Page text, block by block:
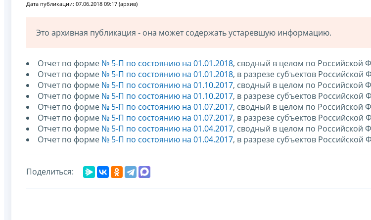
Дата публикации: 07.06.2018 09:17 (архив)
Это архивная публикация - она может содержать устаревшую информацию.
Отчет по форме № 5-П по состоянию на 01.01.2018, сводный в целом по Российской
Отчет по форме № 5-П по состоянию на 01.01.2018, в разрезе субъектов Российской
Отчет по форме № 5-П по состоянию на 01.10.2017, сводный в целом по Российской
Отчет по форме № 5-П по состоянию на 01.10.2017, в разрезе субъектов Российской
Отчет по форме № 5-П по состоянию на 01.07.2017, сводный в целом по Российской
Отчет по форме № 5-П по состоянию на 01.07.2017, в разрезе субъектов Российской
Отчет по форме № 5-П по состоянию на 01.04.2017, сводный в целом по Российской
Отчет по форме № 5-П по состоянию на 01.04.2017, в разрезе субъектов Российской
Поделиться: